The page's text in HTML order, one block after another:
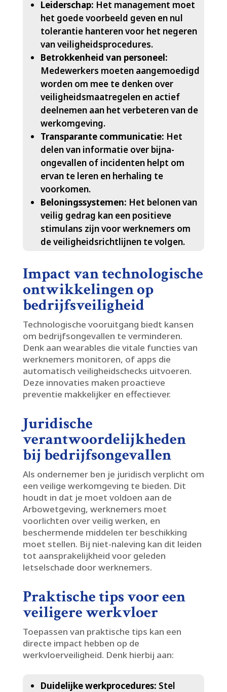
Leiderschap: Het management moet
het goede voorbeeld geven en nul
tolerantie hanteren voor het negeren
van veiligheidsprocedures.​
Betrokkenheid van personeel:
Medewerkers moeten aangemoedigd
worden om mee te denken over
veiligheidsmaatregelen en actief
deelnemen aan het verbeteren van de
werkomgeving.​
Transparante communicatie: Het
delen van informatie over bijna-
ongevallen of incidenten helpt om
ervan te leren en herhaling te
voorkomen.​
Beloningssystemen: Het belonen van
veilig gedrag kan een positieve
stimulans zijn voor werknemers om
de veiligheidsrichtlijnen te volgen.​
Impact van technologische
ontwikkelingen op
bedrijfsveiligheid
Technologische vooruitgang biedt kansen
om bedrijfsongevallen te verminderen.​
Denk aan wearables die vitale functies van
werknemers monitoren, of apps die
automatisch veiligheidschecks uitvoeren.​
Deze innovaties maken proactieve
preventie makkelijker en effectiever.​
Juridische
verantwoordelijkheden
bij bedrijfsongevallen
Als ondernemer ben je juridisch verplicht om
een veilige werkomgeving te bieden.​ Dit
houdt in dat je moet voldoen aan de
Arbowetgeving, werknemers moet
voorlichten over veilig werken, en
beschermende middelen ter beschikking
moet stellen.​ Bij niet-naleving kan dit leiden
tot aansprakelijkheid voor geleden
letselschade door werknemers.​
Praktische tips voor een
veiligere werkvloer
Toepassen van praktische tips kan een
directe impact hebben op de
werkvloerveiligheid.​ Denk hierbij aan:
Duidelijke werkprocedures: Stel